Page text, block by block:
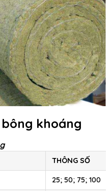
khoáng
THÔNG SỐ
25; 50; 75; 100